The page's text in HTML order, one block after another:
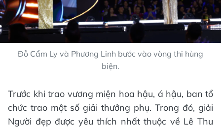
Đỗ Cẩm Ly và Phương Linh bước vào vòng thi hùng
biện.
Trước khi trao vương miện hoa hậu, á hậu, ban tổ
chức trao một số giải thưởng phụ. Trong đó, giải
Người đẹp được yêu thích nhất thuộc về Lê Thu